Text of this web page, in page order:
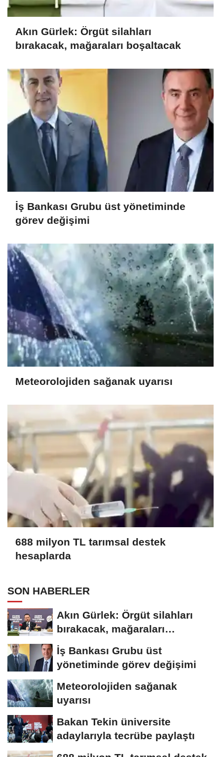
Akın Gürlek: Örgüt silahları
bırakacak, mağaraları boşaltacak
İş Bankası Grubu üst yönetiminde
görev değişimi
Meteorolojiden sağanak uyarısı
688 milyon TL tarımsal destek
hesaplarda
SON HABERLER
Akın Gürlek: Örgüt silahları
bırakacak, mağaraları
boşaltacak
İş Bankası Grubu üst
yönetiminde görev değişimi
Meteorolojiden sağanak
uyarısı
Bakan Tekin üniversite
adaylarıyla tecrübe paylaştı